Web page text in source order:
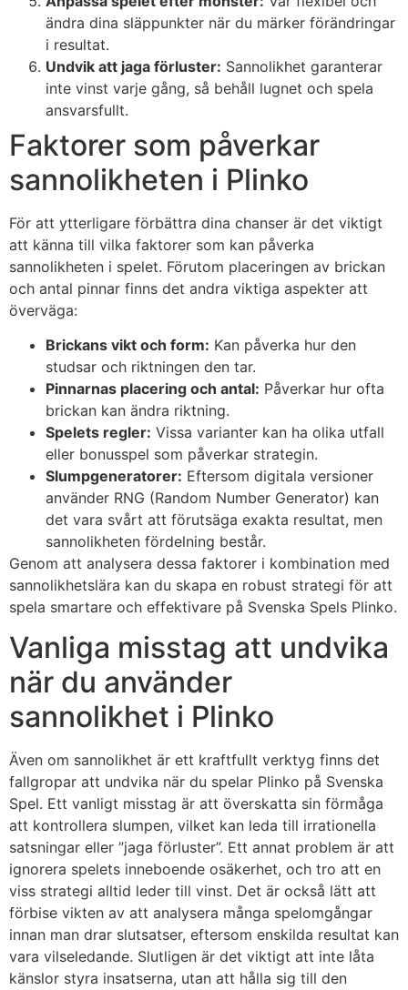
ändra dina släppunkter när du märker förändringar
i resultat.
Undvik att jaga förluster: Sannolikhet garanterar
inte vinst varje gång, så behåll lugnet och spela
ansvarsfullt.
Faktorer som påverkar
sannolikheten i Plinko
För att ytterligare förbättra dina chanser är det viktigt
att känna till vilka faktorer som kan påverka
sannolikheten i spelet. Förutom placeringen av brickan
och antal pinnar finns det andra viktiga aspekter att
överväga:
Brickans vikt och form: Kan påverka hur den
studsar och riktningen den tar.
Pinnarnas placering och antal: Påverkar hur ofta
brickan kan ändra riktning.
Spelets regler: Vissa varianter kan ha olika utfall
eller bonusspel som påverkar strategin.
Slumpgeneratorer: Eftersom digitala versioner
använder RNG (Random Number Generator) kan
det vara svårt att förutsäga exakta resultat, men
sannolikheten fördelning består.
Genom att analysera dessa faktorer i kombination med
sannolikhetslära kan du skapa en robust strategi för att
spela smartare och effektivare på Svenska Spels Plinko.
Vanliga misstag att undvika
när du använder
sannolikhet i Plinko
Även om sannolikhet är ett kraftfullt verktyg finns det
fallgropar att undvika när du spelar Plinko på Svenska
Spel. Ett vanligt misstag är att överskatta sin förmåga
att kontrollera slumpen, vilket kan leda till irrationella
satsningar eller ”jaga förluster”. Ett annat problem är att
ignorera spelets inneboende osäkerhet, och tro att en
viss strategi alltid leder till vinst. Det är också lätt att
förbise vikten av att analysera många spelomgångar
innan man drar slutsatser, eftersom enskilda resultat kan
vara vilseledande. Slutligen är det viktigt att inte låta
känslor styra insatserna, utan att hålla sig till den